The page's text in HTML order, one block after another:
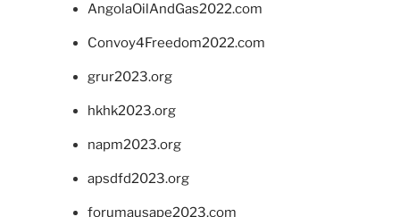
AngolaOilAndGas2022.com
Convoy4Freedom2022.com
grur2023.org
hkhk2023.org
napm2023.org
apsdfd2023.org
forumausape2023.com